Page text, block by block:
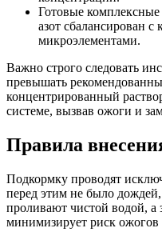
Готовые комплексные
азот сбалансирован
микроэлементами.
Важно строго следовать
превышать
концентрированный
системе, вызвав ожоги и
Правила
Подкормку проводят
перед этим не было
проливают чистой водой, а
минимизирует риск ожогов